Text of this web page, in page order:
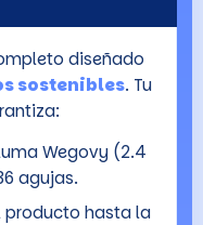
diseñado
sostenibles. Tu
Wegovy (2.4
agujas.
producto hasta la